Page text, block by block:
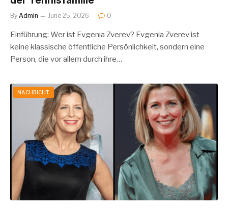
By Admin June 25, 2026 0
Einführung: Wer ist Evgenia Zverev? Evgenia Zverev ist
keine klassische öffentliche Persönlichkeit, sondern eine
Person, die vor allem durch ihre…
NACHRICHT